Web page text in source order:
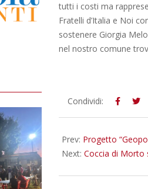
tutti i costi ma
Fratelli d’Italia e Noi
sostenere Giorgia
nel nostro comune
2016-
05-
Condividi:
Prev: Progetto
Next: Coccia di Morto